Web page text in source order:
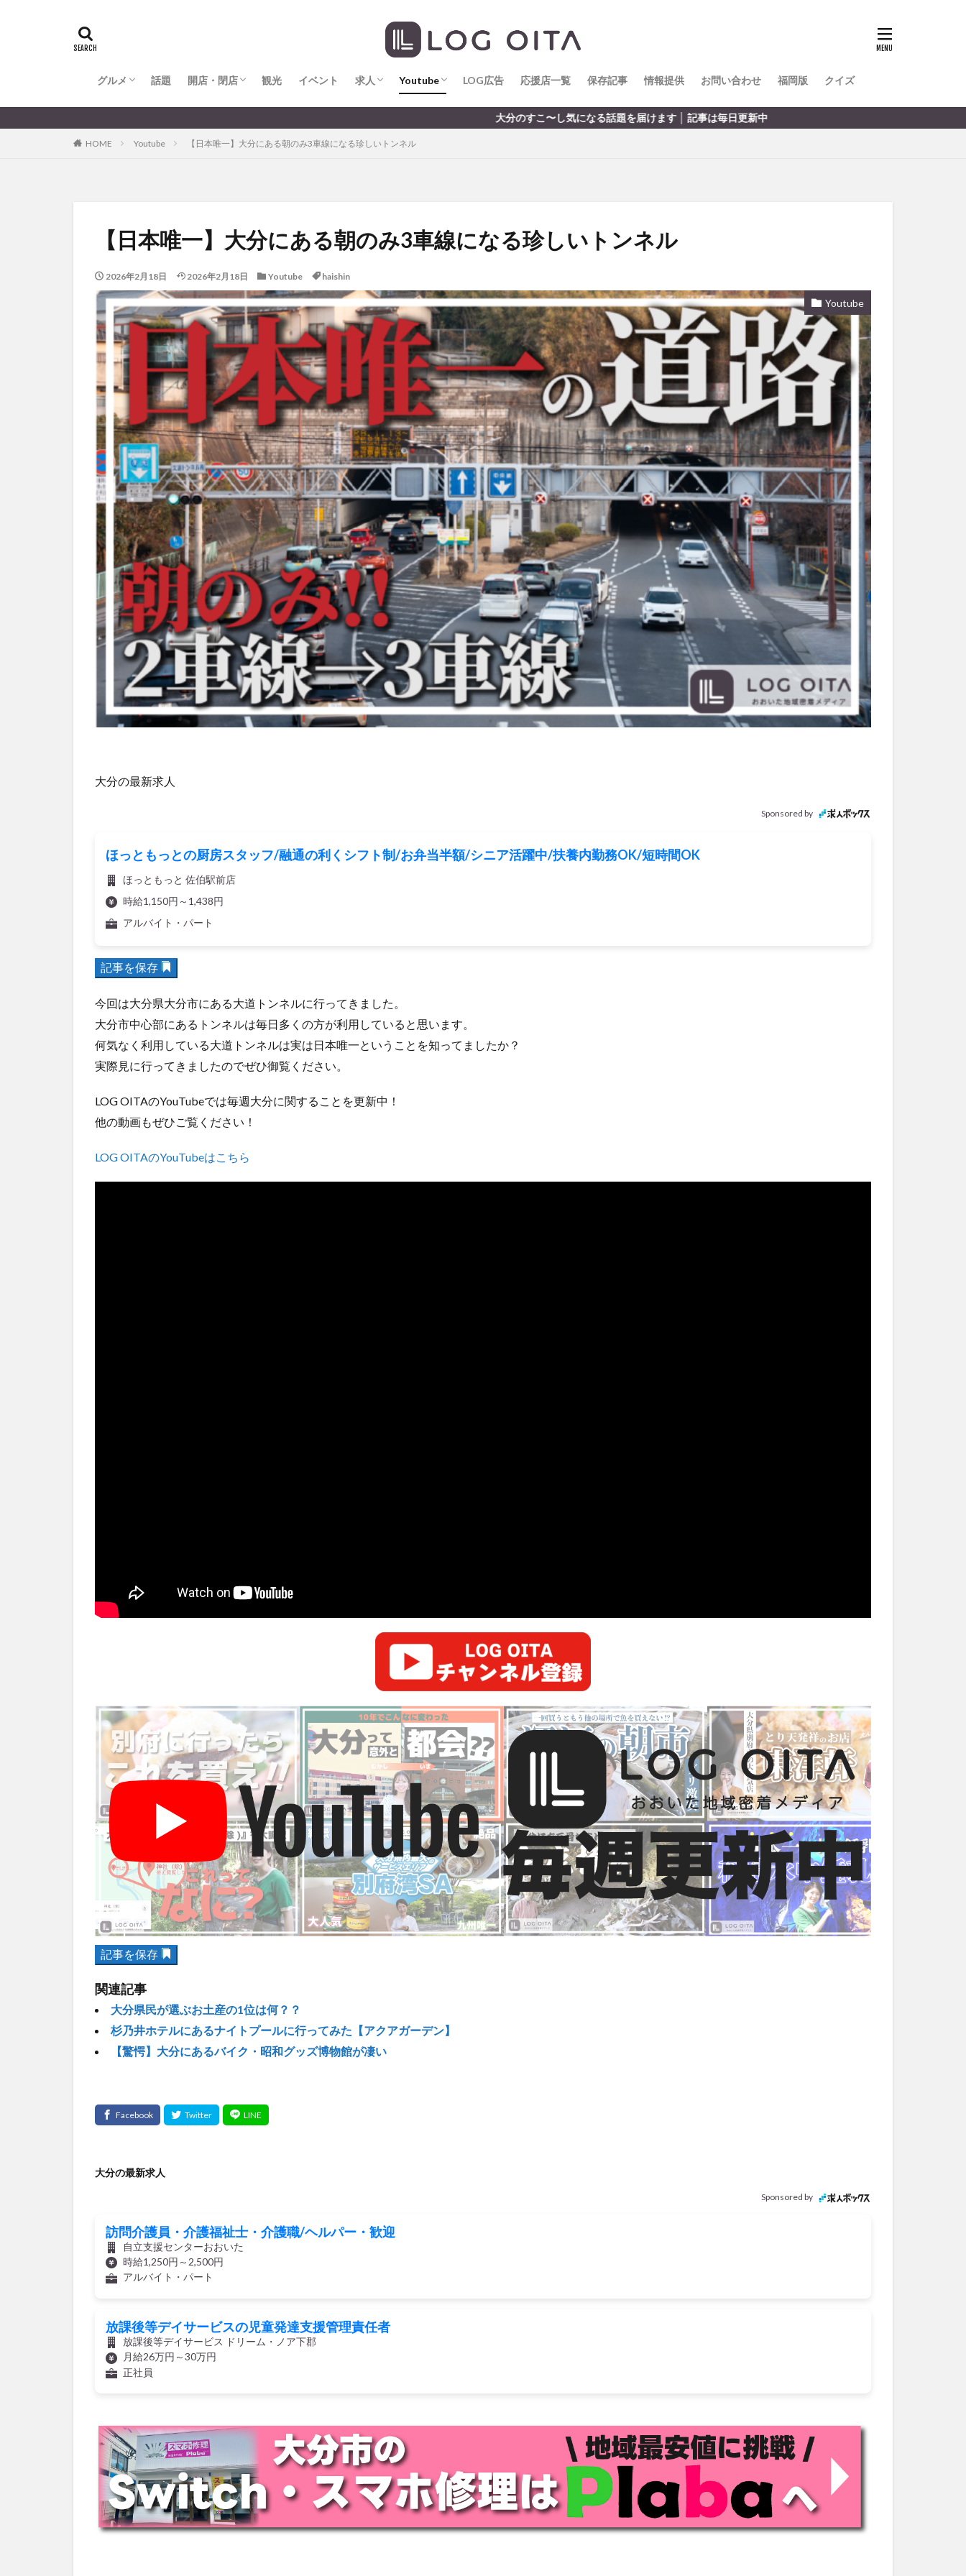
グルメ
全てのグルメ
大分市ランチ
大分市ディナー
大分カフェ
大分スイーツ
別府市ランチ
別府カフェ
別府ディナー
竹田ランチ
日出町ランチ
話題 開店・閉店
開店・閉店
大分の開店・閉店まとめ
観光 イベント 求人
求人
LOG OITA求人のメリット
Youtube
Youtube
LOG OITA YouTubeチャンネル
LOG広告 応援店一覧 保存記事 情報提供 お問い合わせ 福岡版 クイズ
大分のすこ〜し気になる話題を届けます │ 記事は毎日更新中
HOME Youtube 【日本唯一】大分にある朝のみ3車線になる珍しいトンネル
【日本唯一】大分にある朝のみ3車線になる珍しいトンネル
2026年2月18日 2026年2月18日 Youtube haishin
Youtube
大分の最新求人
Sponsored by
ほっともっとの厨房スタッフ/融通の利くシフト制/お弁当半額/シニア活躍中/扶養内勤務OK/短時間OK
ほっともっと 佐伯駅前店
時給1,150円～1,438円
アルバイト・パート
記事を保存
今回は大分県大分市にある大道トンネルに行ってきました。
大分市中心部にあるトンネルは毎日多くの方が利用していると思います。
何気なく利用している大道トンネルは実は日本唯一ということを知ってましたか？
実際見に行ってきましたのでぜひ御覧ください。
LOG OITAのYouTubeでは毎週大分に関することを更新中！
他の動画もぜひご覧ください！
LOG OITAのYouTubeはこちら
記事を保存
関連記事
大分県民が選ぶお土産の1位は何？？
杉乃井ホテルにあるナイトプールに行ってみた【アクアガーデン】
【驚愕】大分にあるバイク・昭和グッズ博物館が凄い
大分の最新求人
Sponsored by
訪問介護員・介護福祉士・介護職/ヘルパー・歓迎
自立支援センターおおいた
時給1,250円～2,500円
アルバイト・パート
放課後等デイサービスの児童発達支援管理責任者
放課後等デイサービス ドリーム・ノア下郡
月給26万円～30万円
正社員
うみたまご おでかけ お土産
ねとらぼ
むし湯
わさだタウン わったん アイススケート アウトドア
アサイーボウル
ウクライナ オープン カフェ
キャンプ
グルメ
コストコ コスモス
パン
パーク パークプレイス大分 ビアガーデン ビール フェス
フルーツ
プレミアム商品券
プロレス ヘルシー ペスカトーレ ペット
ホーバークラフト
ミヤマキリシマ
ラクテンチ
リンクスクエア
レトロ レンタサイクル 中央町 中津市 中華料理 九重町
休業
佐伯市
佐伯市ランチ 佐賀関 体験レポ 保護猫 催事 公園 冬 初詣
別府
別府市
別府観光 古国府 古墳 古物 古着 台湾料理 和定食 和菓子
和食
地獄めぐり 城島高原パーク 壁画 夏祭り 外貨両替機
大分みなと祭り
大分グルメ
大分スイーツ 大分ランチ 大分三好ヴァイセアドラー 大分市
大分市美術館
大分県
大分県立美術館 大分空港 大分駅 大分駅近く 大神ファーム
大谷翔平選手
姫島村
子ども教室 子ども服 子育て 宇佐市 居酒屋 屋台
平和市民公園能楽堂
庄内町カフェ
府内 投票 挾間町 新幹線 新店 日出 日出町 日田市
昆虫食
明豊
書店 期間限定 本 杵築市 津久見市 海開き 温泉 湧水
湯布院
滝
漢方 炭火焼き 焼き菓子 犬 玖珠郡 由布市 由布院 甲子園
石仏
磨崖仏
祝祭の広場 祭り 秋 移転 竹田 竹田市 竹田市ディナー
絵本
自動販売機 自転車 臼杵市 舞台 芋 花 花火 茶碗蒸し 蕎麦
虹
衆議院選挙
複合公共施設 観光 観光スポット 話題 豊後大野 豊後大野市
豊後高田市
買い物
車 農業文化公園 道の駅 鉄道ジオラマ 閉店 閉院 開店
開店閉店
開店閉店まとめ
開院 韓国 韓国料理 音楽 飛行機 飲み物 高崎山 鰻
検索